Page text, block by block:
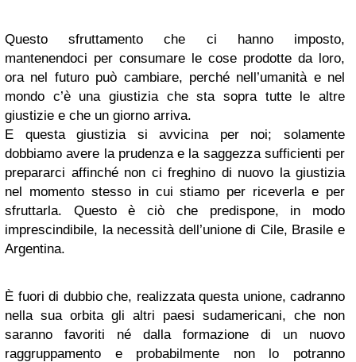
Questo sfruttamento che ci hanno imposto,
mantenendoci per consumare le cose prodotte da loro,
ora nel futuro può cambiare, perché nell’umanità e nel
mondo c’è una giustizia che sta sopra tutte le altre
giustizie e che un giorno arriva.
E questa giustizia si avvicina per noi; solamente
dobbiamo avere la prudenza e la saggezza sufficienti per
prepararci affinché non ci freghino di nuovo la giustizia
nel momento stesso in cui stiamo per riceverla e per
sfruttarla. Questo è ciò che predispone, in modo
imprescindibile, la necessità dell’unione di Cile, Brasile e
Argentina.
È fuori di dubbio che, realizzata questa unione, cadranno
nella sua orbita gli altri paesi sudamericani, che non
saranno favoriti né dalla formazione di un nuovo
raggruppamento e probabilmente non lo potranno